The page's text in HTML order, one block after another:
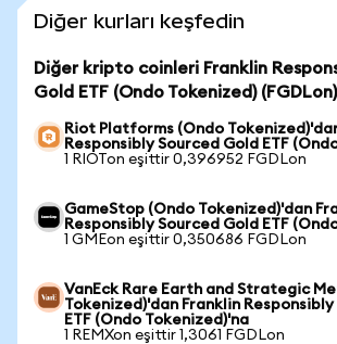
Diğer kurları keşfedin
Diğer kripto coinleri Franklin
Gold ETF (Ondo Tokenized)
Riot Platforms (Ondo
Responsibly Sourced Gold ETF
1 RIOTon eşittir 0,396952 FGDLon
GameStop (Ondo Tokenized)'dan
Responsibly Sourced Gold ETF
1 GMEon eşittir 0,350686 FGDLon
VanEck Rare Earth and Strategic
Tokenized)'dan Franklin Responsibly
ETF (Ondo Tokenized)'na
1 REMXon eşittir 1,3061 FGDLon